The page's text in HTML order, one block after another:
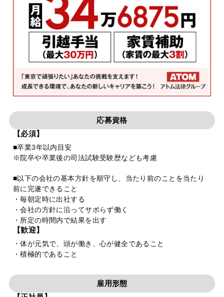
応募資格
【必須】
■卒業3年以内目安
※院卒や卒業後の司法試験受験歴なども考慮
■以下の会社の基本方針を順守し、当たり前のことを当たり
前に完遂できること
・毎朝定時に出社する
・会社の方針に沿ってサボらず働く
・所定の時間内で結果を出す
【歓迎】
・体が元気で、頭が働き、心が健全であること
・積極的であること
雇用形態